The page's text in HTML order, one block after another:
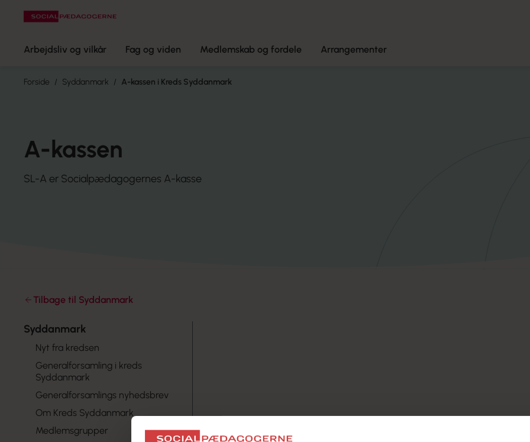
Arbejdsliv og vilkår Fag og viden Medlemskab og fordele Arrangementer
Forside Syddanmark A-kassen i Kreds Syddanmark
A-kassen
SL-A er Socialpædagogernes A-kasse
Tilbage til Syddanmark
Syddanmark
Nyt fra kredsen
Generalforsamling i kreds
Syddanmark
Generalforsamlings nyhedsbrev
Om Kreds Syddanmark
Medlemsgrupper